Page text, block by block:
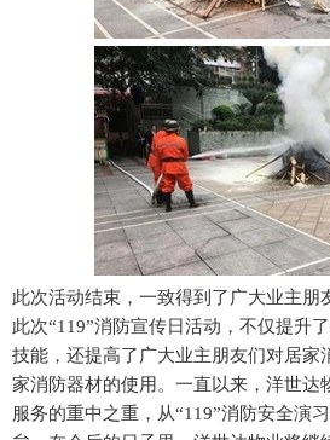
此次活动结束，一致得到了广大业主朋
此次“119”消防宣传日活动，不仅提升
技能，还提高了广大业主朋友们对居家
家消防器材的使用。一直以来，洋世达
服务的重中之重，从“119”消防安全演